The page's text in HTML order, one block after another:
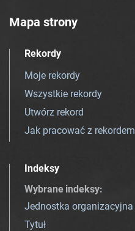
Mapa strony
Rekordy
Moje rekordy
Wszystkie rekordy
Utwórz rekord
Jak pracować z rekordem
Indeksy
Wybrane indeksy:
Jednostka organizacyjna
Tytuł